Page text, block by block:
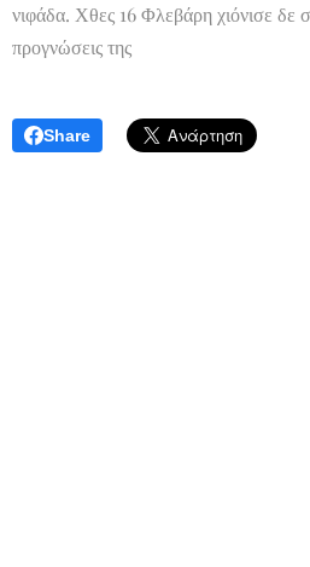
νιφάδα. Χθες 16 Φλεβάρη χιόνισε δε
προγνώσεις της
Share